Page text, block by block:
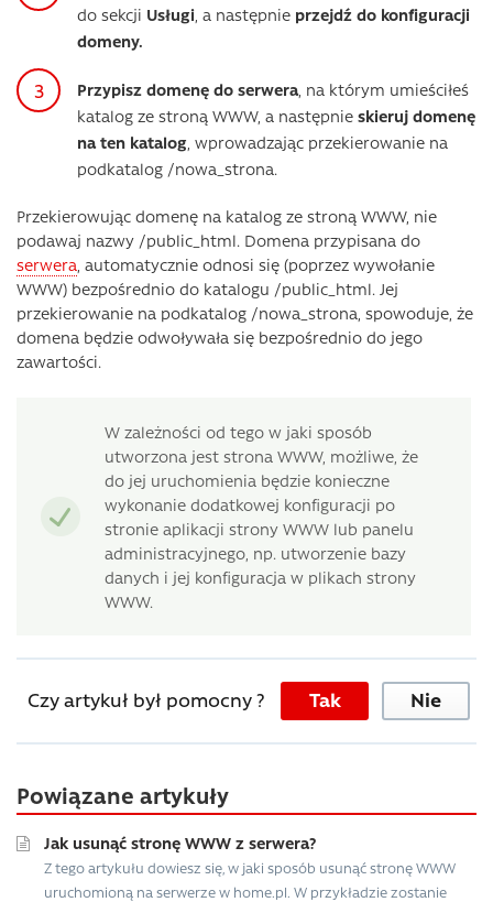
do sekcji Usługi , a następnie przejdź do konfiguracji
domeny.
Przypisz domenę do serwera, na którym umieściłeś
katalog ze stroną WWW, a następnie skieruj domenę
na ten katalog , wprowadzając przekierowanie na
podkatalog /nowa_strona.
Przekierowując domenę na katalog ze stroną WWW, nie
podawaj nazwy /public_html. Domena przypisana do
serwera , automatycznie odnosi się (poprzez wywołanie
WWW) bezpośrednio do katalogu /public_html. Jej
przekierowanie na podkatalog /nowa_strona, spowoduje, że
domena będzie odwoływała się bezpośrednio do jego
zawartości.
W zależności od tego w jaki sposób
utworzona jest strona WWW, możliwe, że
do jej uruchomienia będzie konieczne
wykonanie dodatkowej konfiguracji po
stronie aplikacji strony WWW lub panelu
administracyjnego, np. utworzenie bazy
danych i jej konfiguracja w plikach strony
WWW.
Czy artykuł był pomocny ? Tak Nie
Powiązane artykuły
Jak usunąć stronę WWW z serwera?
Z tego artykułu dowiesz się, w jaki sposób usunąć stronę WWW
uruchomioną na serwerze w home.pl. W przykładzie zostanie